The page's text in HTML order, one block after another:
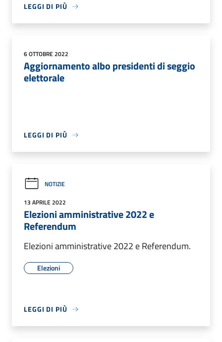
LEGGI DI PIÙ
6 OTTOBRE 2022
Aggiornamento albo presidenti di seggio
elettorale
LEGGI DI PIÙ
NOTIZIE
13 APRILE 2022
Elezioni amministrative 2022 e
Referendum
Elezioni amministrative 2022 e Referendum.
Elezioni
LEGGI DI PIÙ